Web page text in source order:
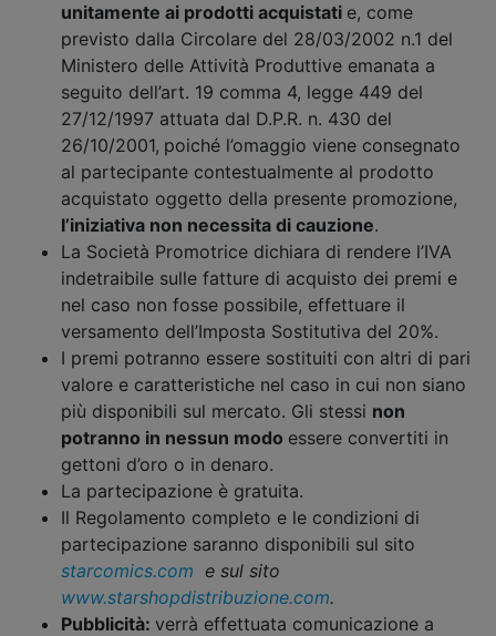
unitamente ai prodotti acquistati e, come
previsto dalla Circolare del 28/03/2002 n.1 del
Ministero delle Attività Produttive emanata a
seguito dell’art. 19 comma 4, legge 449 del
27/12/1997 attuata dal D.P.R. n. 430 del
26/10/2001, poiché l’omaggio viene consegnato
al partecipante contestualmente al prodotto
acquistato oggetto della presente promozione,
l’iniziativa non necessita di cauzione.
La Società Promotrice dichiara di rendere l’IVA
indetraibile sulle fatture di acquisto dei premi e
nel caso non fosse possibile, effettuare il
versamento dell’Imposta Sostitutiva del 20%.
I premi potranno essere sostituiti con altri di pari
valore e caratteristiche nel caso in cui non siano
più disponibili sul mercato. Gli stessi non
potranno in nessun modo essere convertiti in
gettoni d’oro o in denaro.
La partecipazione è gratuita.
Il Regolamento completo e le condizioni di
partecipazione saranno disponibili sul sito
starcomics.com e sul sito
www.starshopdistribuzione.com.
Pubblicità: verrà effettuata comunicazione a